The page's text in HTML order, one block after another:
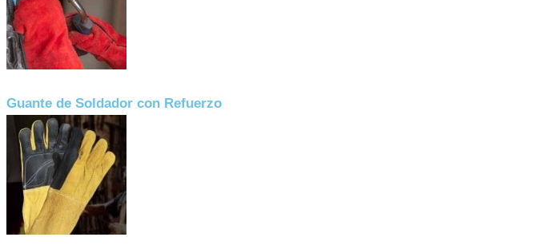
Guante de Soldador con Refuerzo